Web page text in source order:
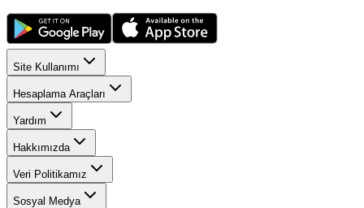
Site Kullanımı
Hesaplama Araçları
Yardım
Hakkımızda
Veri Politikamız
Sosyal Medya